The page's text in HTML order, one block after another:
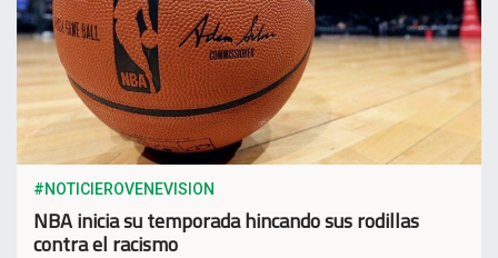
#NOTICIEROVENEVISION
NBA inicia su temporada hincando sus rodillas
contra el racismo